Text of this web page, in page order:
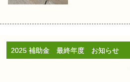
2025 補助金 最終年度 お知らせ